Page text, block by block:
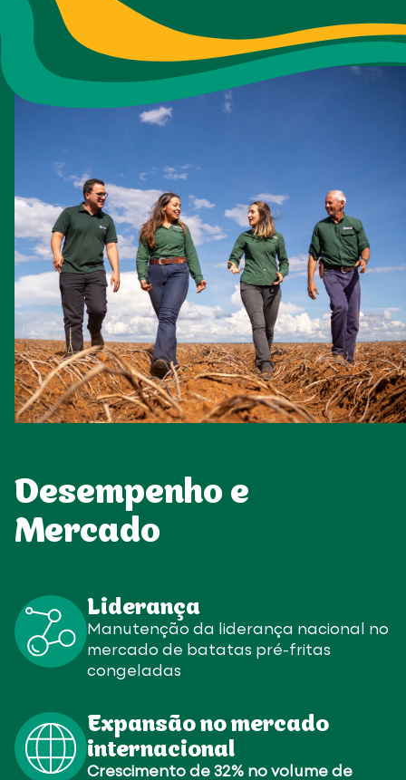
Desempenho e
Mercado
Liderança
Manutenção da liderança nacional no
mercado de batatas pré-fritas
congeladas
Expansão no mercado
internacional
Crescimento de 32% no volume de